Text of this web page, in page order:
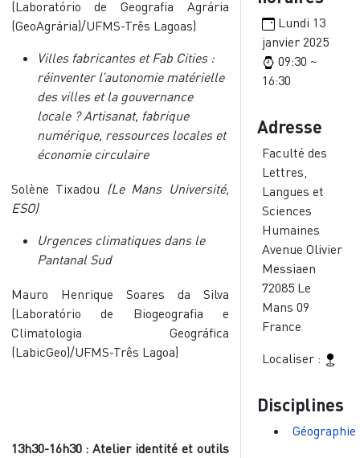
(Laboratório de Geografia Agrária
(GeoAgrária)/UFMS-Três Lagoas)
Villes fabricantes et Fab Cities :
réinventer l’autonomie matérielle
des villes et la gouvernance
locale ? Artisanat, fabrique
numérique, ressources locales et
économie circulaire
Solène Tixadou (Le Mans Université,
ESO)
Urgences climatiques dans le
Pantanal Sud
Mauro Henrique Soares da Silva
(Laboratório de Biogeografia e
Climatologia Geográfica
(LabicGeo)/UFMS-Três Lagoa)
13h30-16h30 : Atelier identité et outils
Lundi 13
janvier 2025
09:30 ~
16:30
Adresse
Faculté des
Lettres,
Langues et
Sciences
Humaines
Avenue Olivier
Messiaen
72085 Le
Mans 09
France
Localiser :
Disciplines
Géographie